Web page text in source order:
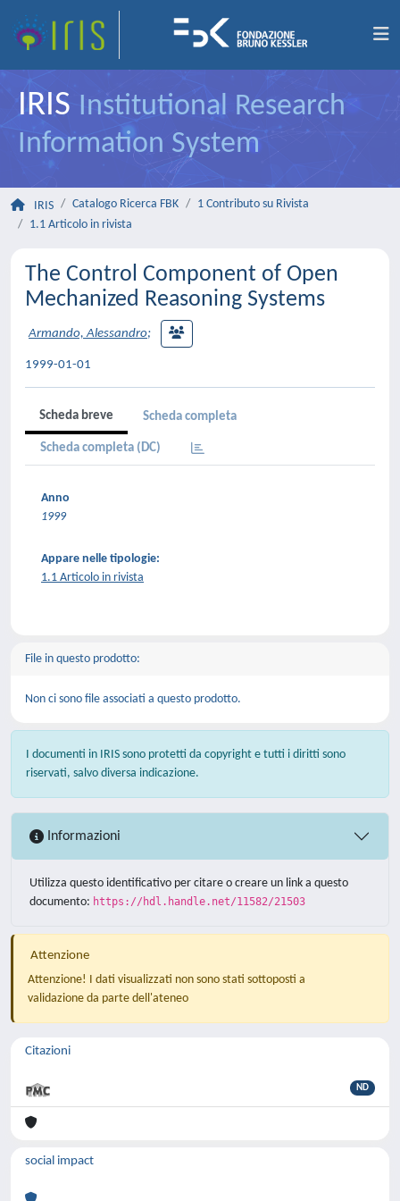
IRIS Institutional Research
Information System
IRIS Catalogo Ricerca FBK
1 Contributo su Rivista
1.1 Articolo in rivista
The Control Component of Open
Mechanized Reasoning Systems
Armando, Alessandro;
1999-01-01
Scheda breve Scheda completa
Scheda completa (DC)
Anno
1999
Appare nelle tipologie:
1.1 Articolo in rivista
File in questo prodotto:
Non ci sono file associati a questo prodotto.
I documenti in IRIS sono protetti da copyright e tutti i diritti sono
riservati, salvo diversa indicazione.
Informazioni
Utilizza questo identificativo per citare o creare un link a questo
documento: https://hdl.handle.net/11582/21503
Attenzione
Attenzione! I dati visualizzati non sono stati sottoposti a
validazione da parte dell'ateneo
Citazioni
ND
social impact